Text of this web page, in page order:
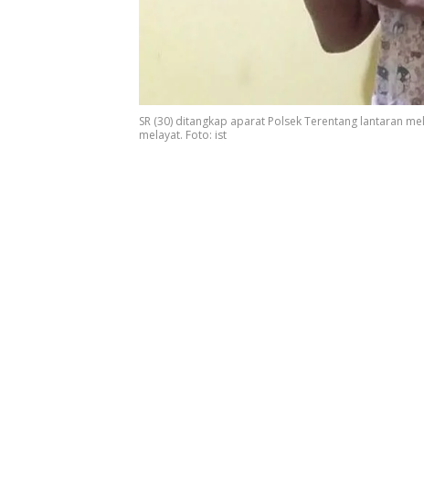
SR (30) ditangkap aparat Polsek Terentang lantaran
melayat. Foto: ist